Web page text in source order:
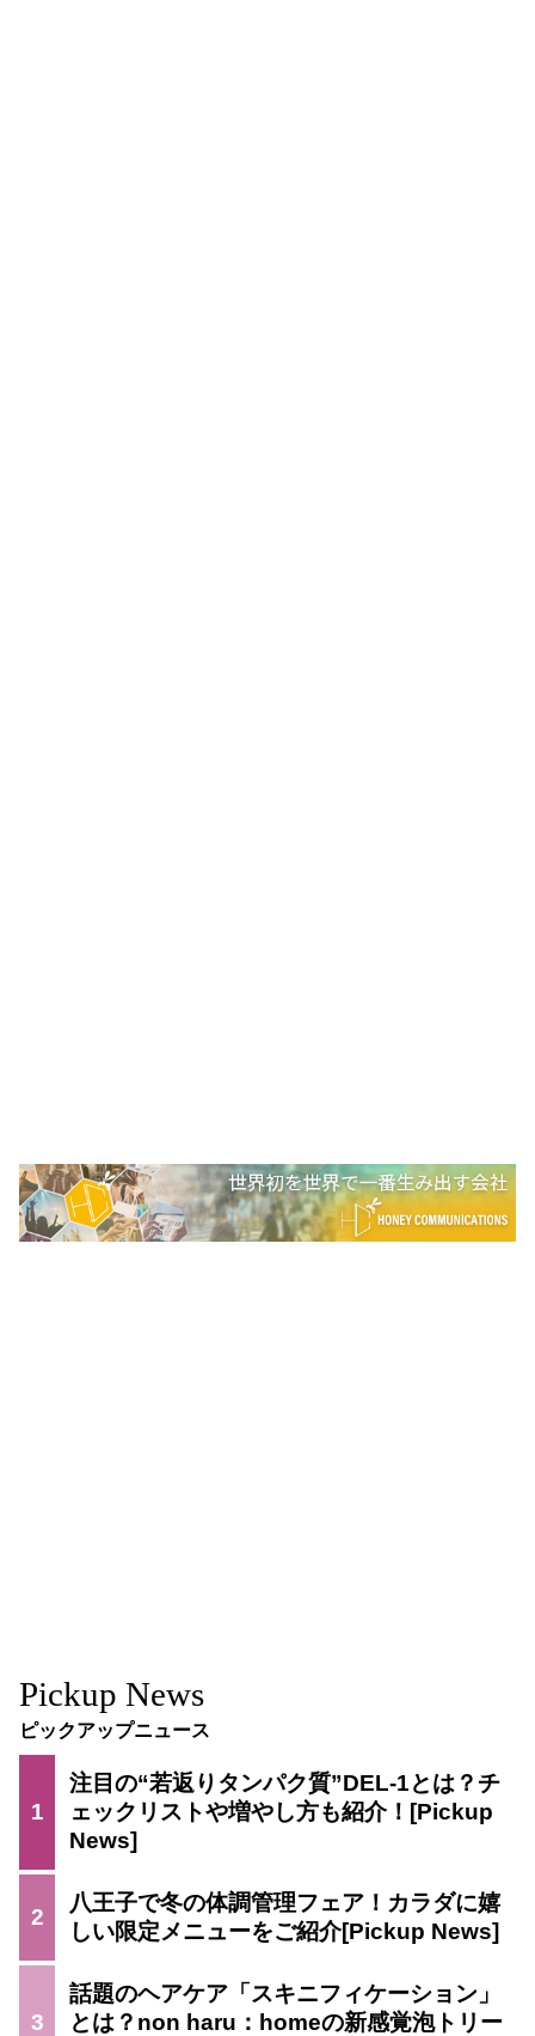
Pickup News
ピックアップニュース
1
注目の“若返りタンパク質”DEL-1とは？チ
ェックリストや増やし方も紹介！
2
八王子で冬の体調管理フェア！カラダに嬉
しい限定メニューをご紹介
3
話題のヘアケア「スキニフィケーション」
とは？non haru：homeの新感覚泡トリー